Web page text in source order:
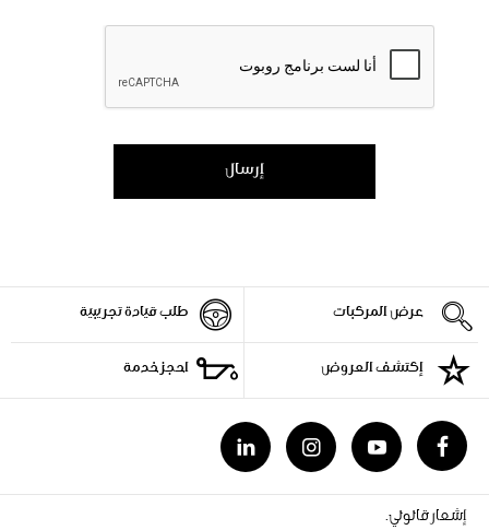
إرسال
عرض المركبات طلب قيادة تجريبية
إكتشف العروض احجز خدمة
إشعار قانوني.